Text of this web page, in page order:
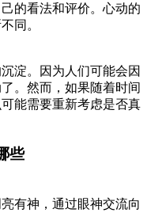
的看法和评价。心动的
同。
淀。因为人们可能会因
。然而，如果随着时间
能需要重新考虑是否真
些
有神，通过眼神交流向